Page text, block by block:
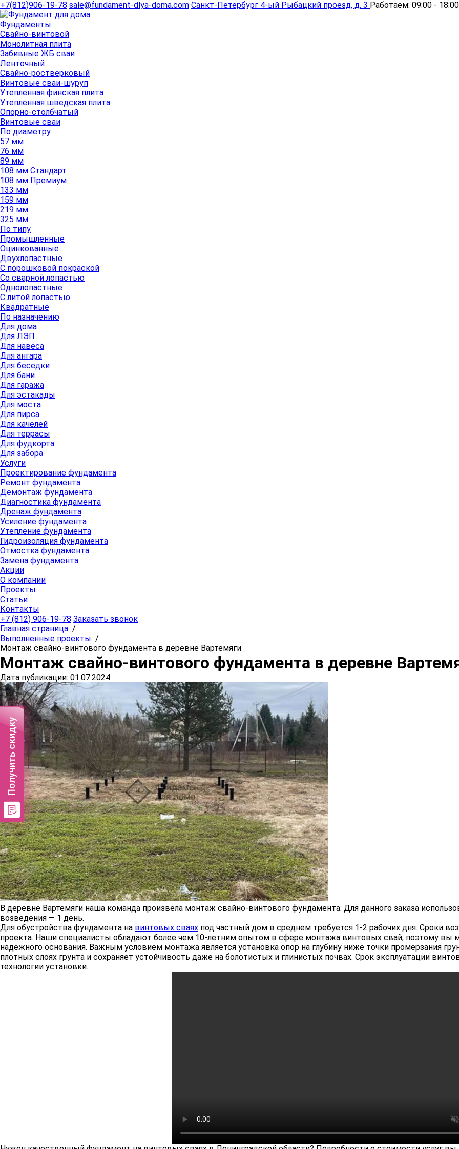
+7(812)906-19-78 sale@fundament-dlya-doma.com Санкт-Петербург 4-ый Рыбацкий проезд, д. 3 Работаем: 09:00 - 18:00
Фундаменты
Свайно-винтовой
Монолитная плита
Забивные ЖБ сваи
Ленточный
Свайно-ростверковый
Винтовые сваи-шуруп
Утепленная финская плита
Утепленная шведская плита
Опорно-столбчатый
Винтовые сваи
По диаметру
57 мм
76 мм
89 мм
108 мм Стандарт
108 мм Премиум
133 мм
159 мм
219 мм
325 мм
По типу
Промышленные
Оцинкованные
Двухлопастные
С порошковой покраской
Со сварной лопастью
Однолопастные
С литой лопастью
Квадратные
По назначению
Для дома
Для ЛЭП
Для навеса
Для ангара
Для беседки
Для бани
Для гаража
Для эстакады
Для моста
Для пирса
Для качелей
Для террасы
Для фудкорта
Для забора
Услуги
Проектирование фундамента
Ремонт фундамента
Демонтаж фундамента
Диагностика фундамента
Дренаж фундамента
Усиление фундамента
Утепление фундамента
Гидроизоляция фундамента
Отмостка фундамента
Замена фундамента
Акции
О компании
Проекты
Статьи
Контакты
+7 (812) 906-19-78 Заказать звонок
Главная страница /
Выполненные проекты /
Монтаж свайно-винтового фундамента в деревне Вартемяги
Монтаж свайно-винтового фундамента в деревне
Дата публикации: 01.07.2024
В деревне Вартемяги наша команда произвела монтаж свайно-винтового фундамента. Для данного заказа
возведения — 1 день.
Для обустройства фундамента на винтовых сваях под частный дом в среднем требуется 1-2 рабочих дня. Сроки
проекта. Наши специалисты обладают более чем 10-летним опытом в сфере монтажа винтовых свай, поэтому вы
надежного основания. Важным условием монтажа является установка опор на глубину ниже точки промерзания
плотных слоях грунта и сохраняет устойчивость даже на болотистых и глинистых почвах. Срок эксплуатации
технологии установки.
Получить скидку